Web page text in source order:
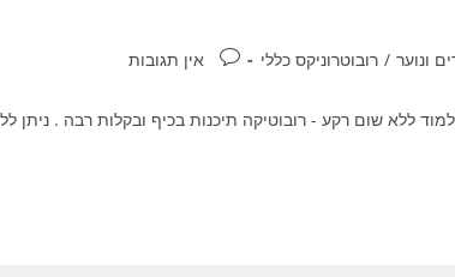
ונוער / רובוטרוניקס כללי תגובות:אין תגובות
ללא שום רקע - רובוטיקה תיכנות בכיף ובקלות רבה . ניתן